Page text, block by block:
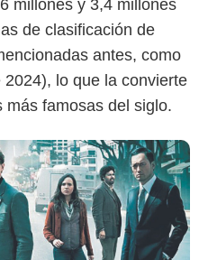
millones y 3,4 millones
de clasificación de
antes, como
lo que la convierte
famosas del siglo.